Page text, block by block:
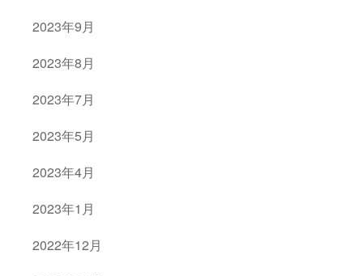
2023年9月
2023年8月
2023年7月
2023年5月
2023年4月
2023年1月
2022年12月